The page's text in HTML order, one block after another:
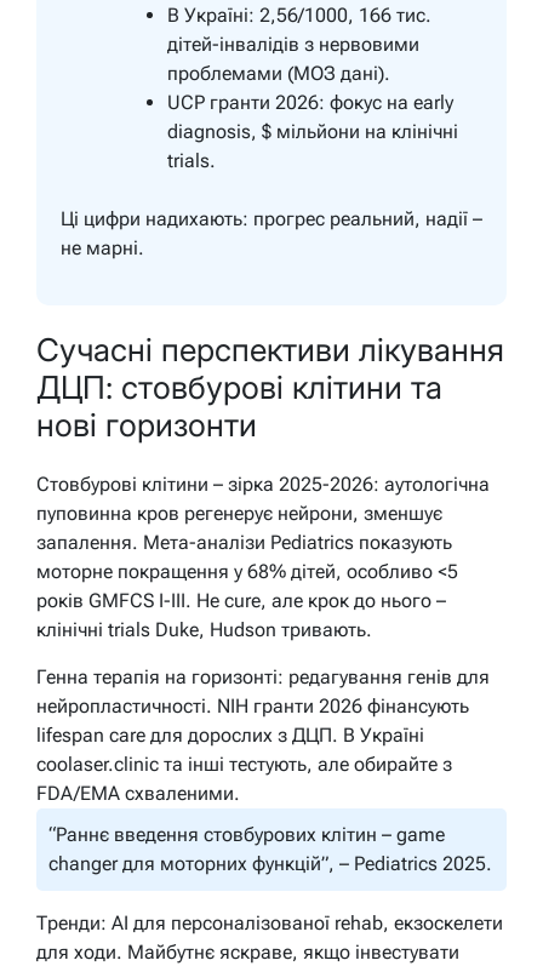
В Україні: 2,56/1000, 166 тис.
дітей-інвалідів з нервовими
проблемами (МОЗ дані).
UCP гранти 2026: фокус на early
diagnosis, $ мільйони на клінічні
trials.
Ці цифри надихають: прогрес реальний, надії –
не марні.
Сучасні перспективи лікування
ДЦП: стовбурові клітини та
нові горизонти
Стовбурові клітини – зірка 2025-2026: аутологічна
пуповинна кров регенерує нейрони, зменшує
запалення. Мета-аналізи Pediatrics показують
моторне покращення у 68% дітей, особливо <5
років GMFCS I-III. Не cure, але крок до нього –
клінічні trials Duke, Hudson тривають.
Генна терапія на горизонті: редагування генів для
нейропластичності. NIH гранти 2026 фінансують
lifespan care для дорослих з ДЦП. В Україні
coolaser.clinic та інші тестують, але обирайте з
FDA/EMA схваленими.
“Раннє введення стовбурових клітин – game
changer для моторних функцій”, – Pediatrics 2025.
Тренди: AI для персоналізованої rehab, екзоскелети
для ходи. Майбутнє яскраве, якщо інвестувати